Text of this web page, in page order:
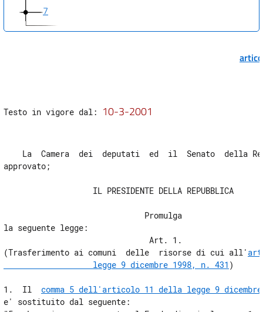
7
Testo in vigore dal: 10-3-2001
La  Camera  dei  deputati  ed  il  Senato  della
approvato;
                   IL PRESIDENTE DELLA REPUBBLICA
                              Promulga
la seguente legge:
                               Art. 1.
(Trasferimento ai comuni  delle  risorse di cui all'
                   legge 9 dicembre 1998, n. 431
)
1.  Il comma 5 dell'articolo 11 della legge 9
e' sostituito dal seguente: